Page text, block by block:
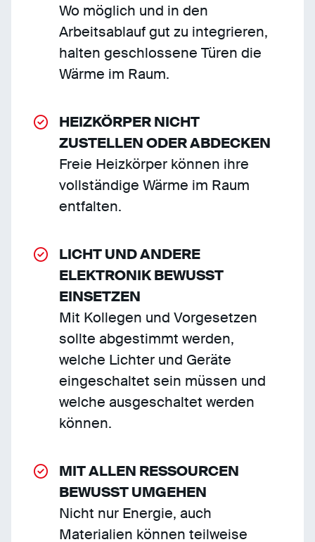
Wo möglich und in den
Arbeitsablauf gut zu integrieren,
halten geschlossene Türen die
Wärme im Raum.
HEIZKÖRPER NICHT
ZUSTELLEN ODER ABDECKEN
Freie Heizkörper können ihre
vollständige Wärme im Raum
entfalten.
LICHT UND ANDERE
ELEKTRONIK BEWUSST
EINSETZEN
Mit Kollegen und Vorgesetzen
sollte abgestimmt werden,
welche Lichter und Geräte
eingeschaltet sein müssen und
welche ausgeschaltet werden
können.
MIT ALLEN RESSOURCEN
BEWUSST UMGEHEN
Nicht nur Energie, auch
Materialien können teilweise